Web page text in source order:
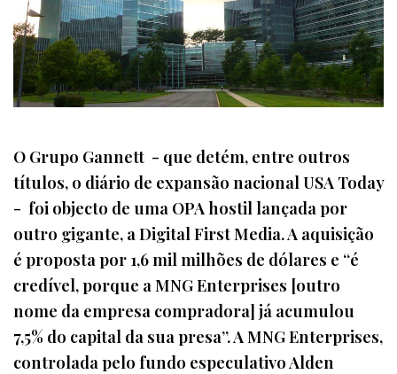
O Grupo Gannett - que detém, entre outros
títulos, o diário de expansão nacional USA Today
- foi objecto de uma OPA hostil lançada por
outro gigante, a Digital First Media. A aquisição
é proposta por 1,6 mil milhões de dólares e “é
credível, porque a MNG Enterprises [outro
nome da empresa compradora] já acumulou
7,5% do capital da sua presa”. A MNG Enterprises,
controlada pelo fundo especulativo Alden